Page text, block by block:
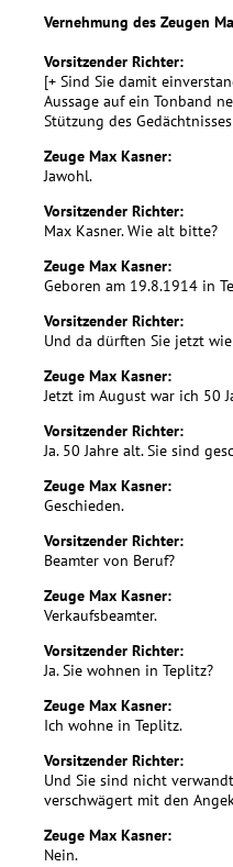
Vernehmung des Zeugen
Vorsitzender Richter:
[+ Sind Sie damit
Aussage auf ein Tonband
Stützung des
Zeuge Max Kasner:
Jawohl.
Vorsitzender Richter:
Max Kasner. Wie alt bitte?
Zeuge Max Kasner:
Geboren am 19.8.1914 in
Vorsitzender Richter:
Und da dürften Sie jetzt
Zeuge Max Kasner:
Jetzt im August war ich 50
Vorsitzender Richter:
Ja. 50 Jahre alt. Sie sind
Zeuge Max Kasner:
Geschieden.
Vorsitzender Richter:
Beamter von Beruf?
Zeuge Max Kasner:
Verkaufsbeamter.
Vorsitzender Richter:
Ja. Sie wohnen in Teplitz?
Zeuge Max Kasner:
Ich wohne in Teplitz.
Vorsitzender Richter:
Und Sie sind nicht
verschwägert mit den
Zeuge Max Kasner:
Nein.